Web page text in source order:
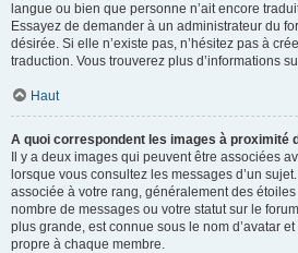
langue ou bien que personne n’ait encore
Essayez de demander à un administrateur du
désirée. Si elle n’existe pas, n’hésitez pas à
traduction. Vous trouverez plus d’informations
Haut
A quoi correspondent les images à proximité
Il y a deux images qui peuvent être associées
lorsque vous consultez les messages d’un
associée à votre rang, généralement des
nombre de messages ou votre statut sur le
plus grande, est connue sous le nom d’avatar
propre à chaque membre.